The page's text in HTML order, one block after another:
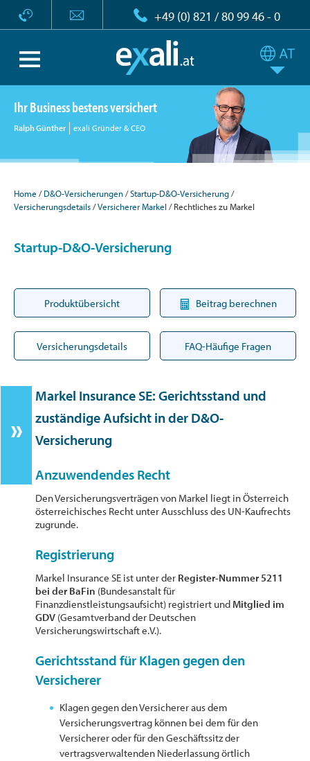
+49 (0) 821 / 80 99 46 - 0
Ihr Business bestens versichert
Ralph Günther exali Gründer & CEO
Home D&O-Versicherungen
Startup-D&O-Versicherung
Versicherungsdetails
Versicherer Markel Rechtliches zu Markel
Startup-D&O-Versicherung
Produktübersicht Beitrag berechnen
Versicherungsdetails FAQ-Häufige Fragen
Markel Insurance SE: Gerichtsstand und
zuständige Aufsicht in der D&O-
Versicherung
Anzuwendendes Recht
Den Versicherungsverträgen von Markel liegt in Österreich
österreichisches Recht unter Ausschluss des UN-Kaufrechts
zugrunde.
Registrierung
Markel Insurance SE ist unter der Register-Nummer 5211
bei der BaFin (Bundesanstalt für
Finanzdienstleistungsaufsicht) registriert undMitglied im
GDV (Gesamtverband der Deutschen
Versicherungswirtschaft e.V.).
Gerichtsstand für Klagen gegen den
Versicherer
Klagen gegen den Versicherer aus dem
Versicherungsvertrag können bei dem für den
Versicherer oder für den Geschäftssitz der
vertragsverwaltenden Niederlassung örtlich